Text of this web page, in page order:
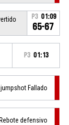
P3 01:09
65-67
P3 01:13
Fallado
defensivo